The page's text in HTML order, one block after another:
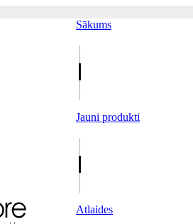
Sākums
Jauni produkti
Atlaides